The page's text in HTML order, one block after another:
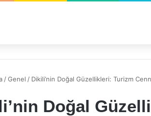
/Genel / Dikili’nin Doğal Güzellikleri: Turizm
Doğal